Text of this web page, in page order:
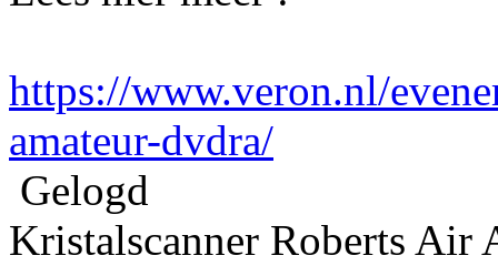
https://www.veron.nl/
amateur-dvdra/
Gelogd
Kristalscanner Roberts Air